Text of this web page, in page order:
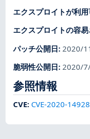
エクスプロイトが利
エクスプロイトの容易
パッチ公開日: 2020/
脆弱性公開日: 2020/
参照情報
CVE: CVE-2020-14928